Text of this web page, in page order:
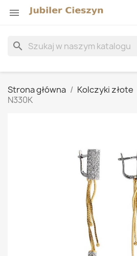

search
Strona główna Kolczyki złote
N330K